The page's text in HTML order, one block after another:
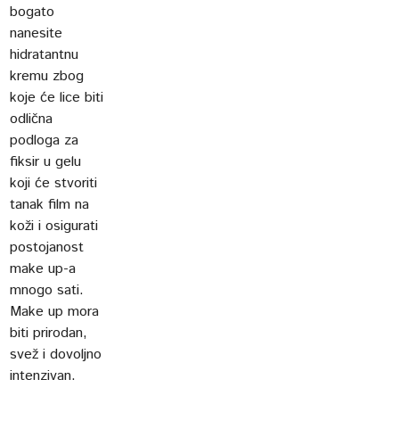
bogato
nanesite
hidratantnu
kremu zbog
koje će lice biti
odlična
podloga za
fiksir u gelu
koji će stvoriti
tanak film na
koži i osigurati
postojanost
make up-a
mnogo sati.
Make up mora
biti prirodan,
svež i dovoljno
intenzivan.